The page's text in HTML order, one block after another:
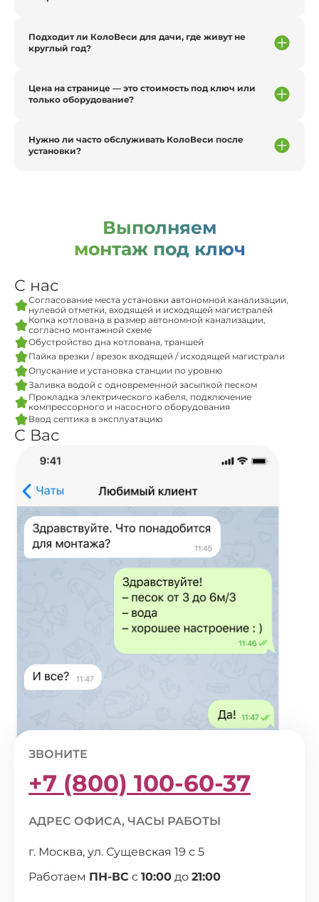
Подходит ли КолоВеси для дачи, где живут не
круглый год?
Цена на странице — это стоимость под ключ или
только оборудование?
Нужно ли часто обслуживать КолоВеси после
установки?
Выполняем
монтаж под ключ
С нас
Согласование места установки автономной канализации,
нулевой отметки, входящей и исходящей магистралей
Копка котлована в размер автономной канализации,
согласно монтажной схеме
Обустройство дна котлована, траншей
Пайка врезки / врезок входящей / исходящей магистрали
Опускание и установка станции по уровню
Заливка водой с одновременной засыпкой песком
Прокладка электрического кабеля, подключение
компрессорного и насосного оборудования
Ввод септика в эксплуатацию
С Вас
ЗВОНИТЕ
+7 (800) 100-60-37
АДРЕС ОФИСА, ЧАСЫ РАБОТЫ
г. Москва, ул. Сущевская 19 с 5
Работаем ПН-ВС с 10:00 до 21:00